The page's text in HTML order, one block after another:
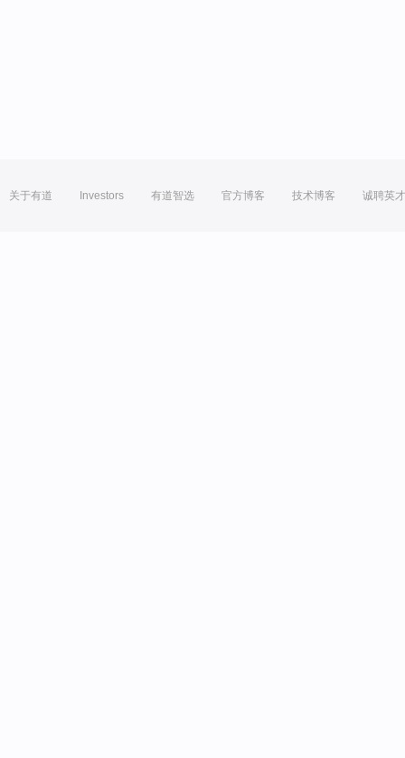
关于有道 Investors 有道智选 官方博客 技术博客 诚聘英才